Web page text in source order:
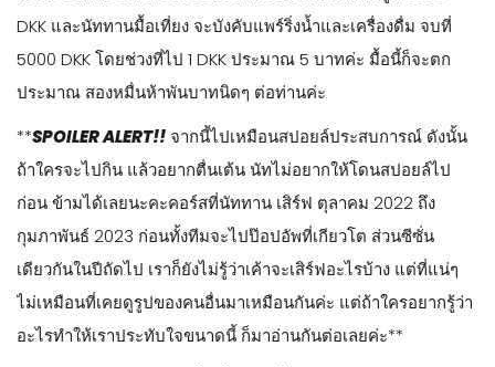
DKK และนัททานมื้อเที่ยง จะบังคับแพร์ริ่งน้ำและเครื่องดื่ม จบที่
5000 DKK โดยช่วงที่ไป 1 DKK ประมาณ 5 บาทค่ะ มื้อนี้ก็จะตก
ประมาณ สองหมื่นห้าพันบาทนิดๆ ต่อท่านค่ะ
**SPOILER ALERT!! จากนี้ไปเหมือนสปอยล์ประสบการณ์ ดังนั้น
ถ้าใครจะไปกิน แล้วอยากตื่นเต้น นัทไม่อยากให้โดนสปอยล์ไป
ก่อน ข้ามได้เลยนะคะคอร์สที่นัททาน เสิร์ฟ ตุลาคม 2022 ถึง
กุมภาพันธ์ 2023 ก่อนทั้งทีมจะไปป๊อปอัพที่เกียวโต ส่วนซีซั่น
เดียวกันในปีถัดไป เราก็ยังไม่รู้ว่าเค้าจะเสิร์ฟอะไรบ้าง แต่ที่แน่ๆ
ไม่เหมือนที่เคยดูรูปของคนอื่นมาเหมือนกันค่ะ แต่ถ้าใครอยากรู้ว่า
อะไรทำให้เราประทับใจขนาดนี้ ก็มาอ่านกันต่อเลยค่ะ**